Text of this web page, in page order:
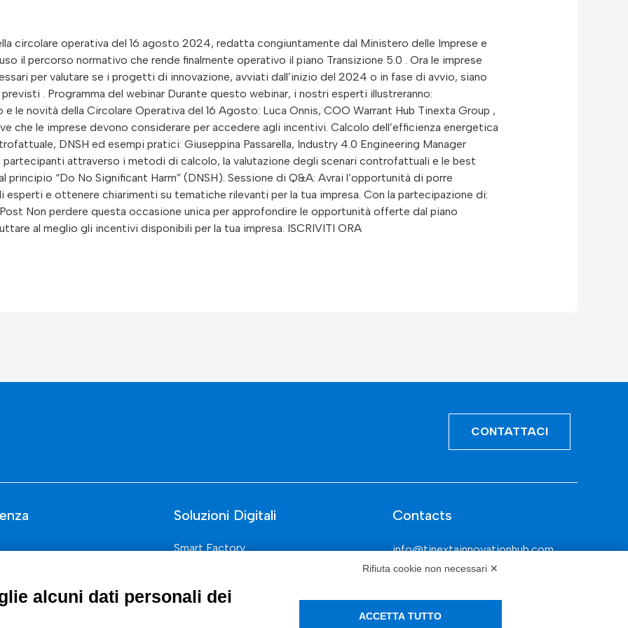
circolare operativa del 16 agosto 2024, redatta congiuntamente dal Ministero delle Imprese e
il percorso normativo che rende finalmente operativo il piano Transizione 5.0 . Ora le imprese
per valutare se i progetti di innovazione, avviati dall’inizio del 2024 o in fase di avvio, siano
. Programma del webinar Durante questo webinar, i nostri esperti illustreranno:
e le novità della Circolare Operativa del 16 Agosto: Luca Onnis, COO Warrant Hub Tinexta Group ,
che le imprese devono considerare per accedere agli incentivi. Calcolo dell’efficienza energetica
DNSH ed esempi pratici: Giuseppina Passarella, Industry 4.0 Engineering Manager
partecipanti attraverso i metodi di calcolo, la valutazione degli scenari controfattuali e le best
“Do No Significant Harm” (DNSH). Sessione di Q&A: Avrai l’opportunità di porre
e ottenere chiarimenti su tematiche rilevanti per la tua impresa. Con la partecipazione di:
Non perdere questa occasione unica per approfondire le opportunità offerte dal piano
al meglio gli incentivi disponibili per la tua impresa. ISCRIVITI ORA
CONTATTACI
Soluzioni Digitali
Smart Factory
Soluzioni Custom
Contacts
info@tinextainnovationhub.com
Correggio (RE)
Rifiuta cookie non necessari ✕
alcuni dati personali dei
ACCETTA TUTTO